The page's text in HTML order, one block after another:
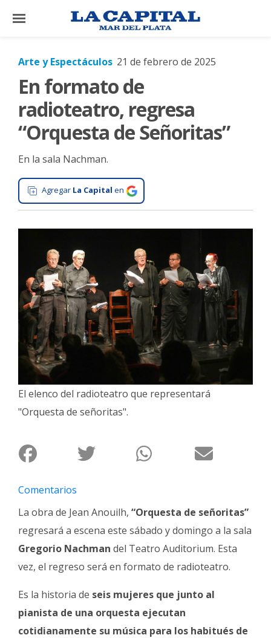
×
El
El
Mundo
La
Cultura
Interés
General
Ciudad
Deportes
Arte
y
Espectáculos
Cartelera
de
Clasificados
Fúnebres
Arte y Espectáculos 21 de febrero de 2025
En formato de
radioteatro, regresa
“Orquesta de Señoritas”
En la sala Nachman.
Agregar La Capital en
El elenco del radioteatro que representará
"Orquesta de señoritas".
Comentarios
La obra de Jean Anouilh, “Orquesta de señoritas”
regresará a escena este sábado y domingo a la sala
Gregorio Nachman del Teatro Auditorium. Esta
vez, el regreso será en formato de radioteatro.
Es la historia de seis mujeres que junto al
pianista de una orquesta ejecutan
cotidianamente su música para los habitués de